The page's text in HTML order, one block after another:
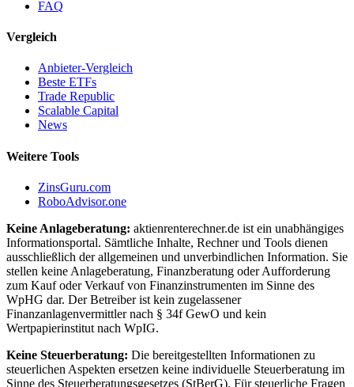
FAQ
Vergleich
Anbieter-Vergleich
Beste ETFs
Trade Republic
Scalable Capital
News
Weitere Tools
ZinsGuru.com
RoboAdvisor.one
Keine Anlageberatung: aktienrenterechner.de ist ein unabhängiges
Informationsportal. Sämtliche Inhalte, Rechner und Tools dienen
ausschließlich der allgemeinen und unverbindlichen Information. Sie
stellen keine Anlageberatung, Finanzberatung oder Aufforderung
zum Kauf oder Verkauf von Finanzinstrumenten im Sinne des
WpHG dar. Der Betreiber ist kein zugelassener
Finanzanlagenvermittler nach § 34f GewO und kein
Wertpapierinstitut nach WpIG.
Keine Steuerberatung: Die bereitgestellten Informationen zu
steuerlichen Aspekten ersetzen keine individuelle Steuerberatung im
Sinne des Steuerberatungsgesetzes (StBerG). Für steuerliche Fragen